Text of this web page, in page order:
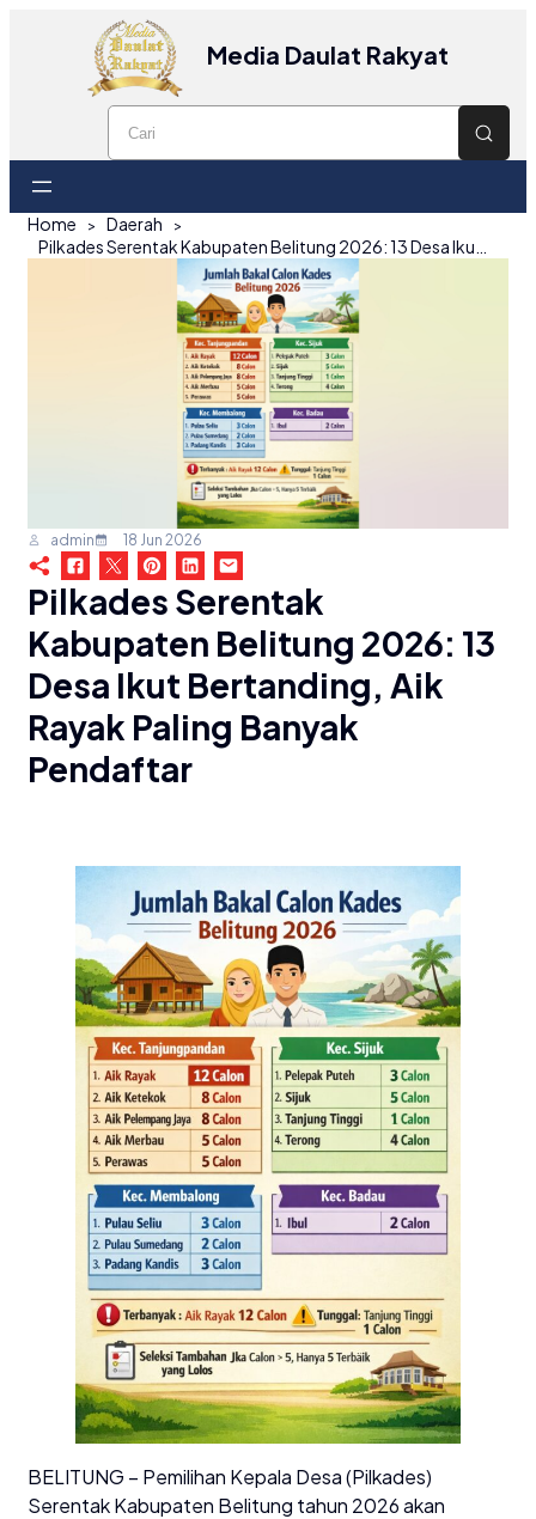
Media Daulat Rakyat
Home
Daerah
admin 18 Jun 2026
Pilkades Serentak
Kabupaten Belitung 2026: 13
Desa Ikut Bertanding, Aik
Rayak Paling Banyak
Pendaftar
BELITUNG – Pemilihan Kepala Desa (Pilkades)
Serentak Kabupaten Belitung tahun 2026 akan